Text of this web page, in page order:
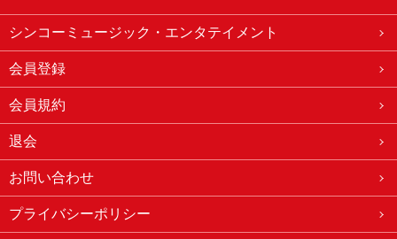
シンコーミュージック・エンタテイメント
会員登録
会員規約
退会
お問い合わせ
プライバシーポリシー